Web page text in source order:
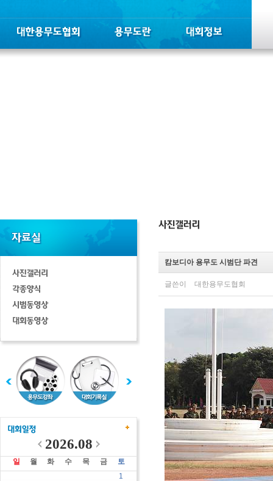
2026.08
일 월 화 수 목 금
토
1
캄보디아 용무도 시범단 파견
글쓴이 대한용무도협회